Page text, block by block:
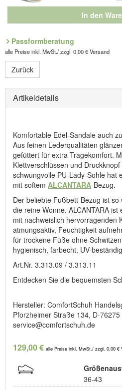
In den
Passformberatung
alle Preise inkl. MwSt./ zzgl. 0,00 € Versand
Zurück
Artikeldetails
Komfortable Edel-Sandale auch
Aus feinen Lederqualitäten
gefüttert für extra Tragekomfort.
Klettverschlüssen und
schwungvolle PU-Lady-Sohle hat
mit softem ALCANTARA-Bezug.
Der beliebte Fußbett-Bezug ist
die reine Wonne. ALCANTARA
mit nachweislich hervorragenden
atmungsaktiv, Feuchtigkeit
für trockene Füße ohne
hygienisch, farbecht, UV-
Art.Nr. 3.313.09 / 3.313.11
Entdecken Sie die bequemsten
Hersteller: ComfortSchuh
Pforzheimer Straße 134, D-
service@comfortschuh.de
129,00 € alle Preise inkl. MwSt./ zzgl. 0,00 €
36-43